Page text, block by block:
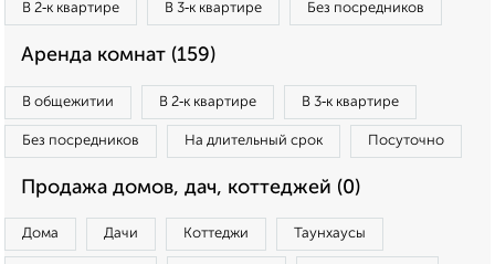
В 2‑к квартире В 3‑к квартире Без посредников
Аренда комнат (159)
В общежитии В 2‑к квартире В 3‑к квартире
Без посредников На длительный срок Посуточно
Продажа домов, дач, коттеджей (0)
Дома Дачи Коттеджи Таунхаусы